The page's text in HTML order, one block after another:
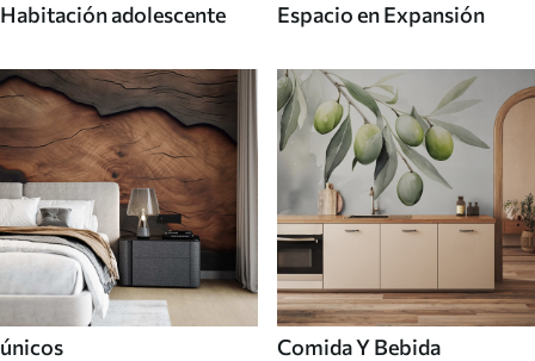
Habitación adolescente Espacio en Expansión
únicos Comida Y Bebida